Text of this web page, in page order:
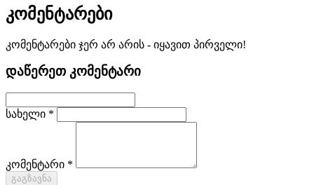
კომენტარები
კომენტარები ჯერ არ არის - იყავით პირველი!
დაწერეთ კომენტარი
სახელი *
კომენტარი *
გაგზავნა